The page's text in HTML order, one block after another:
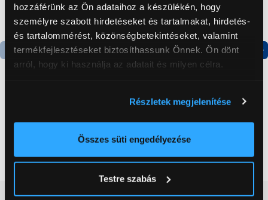
hozzáférünk az Ön adataihoz a készülékén, hogy
személyre szabott hirdetéseket és tartalmakat, hirdetés-
és tartalommérést, közönségbetekintéseket, valamint
termékfejlesztéseket biztosíthassunk Önnek. Ön dönt
arról, hogy ki használja az adatait és milyen célra.
elhelyezkedéséről pár méteres pontossággal
Az Ön készülékén beazonosítása annak konkrét
módjairól és adja meg preferenciáit aRészletek
pontban. Bármikor módosíthatja vagy visszavonhatja a
Részletek megjelenítése
Összes süti engedélyezése
Testre szabás
Termék adatlap
by side hűtőszekrény
Termék adatlap
Gorenje N619EAXL4
Alulfagyasztós
179 999 Ft
Vásárlói vélemények(0)